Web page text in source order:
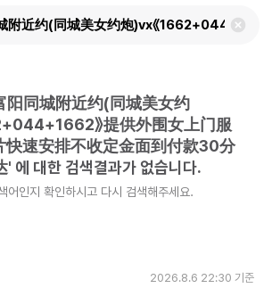
검
阳同城附近约(同城美女约
》提供外围女上门服
快速安排不收定金面到付款30分
' 에 대한 검색결과가 없습니다.
어인지 확인하시고 다시 검색해주세요.
2026.8.6 22:30 기준